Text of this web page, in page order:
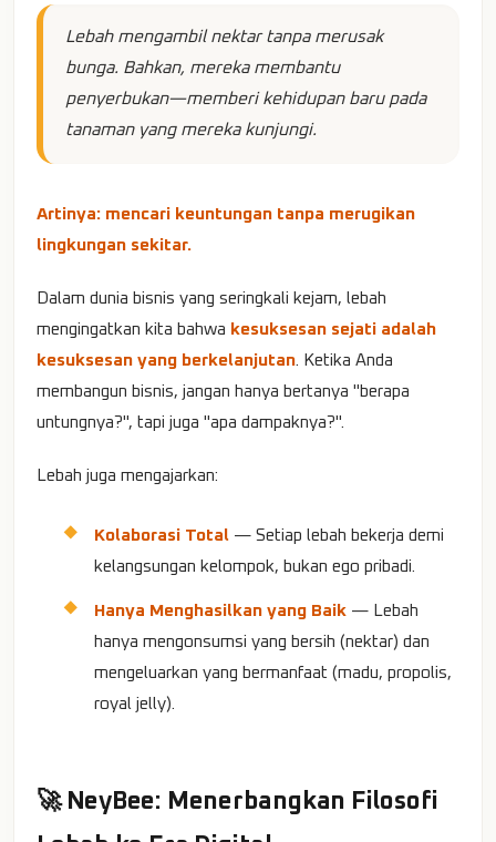
Lebah mengambil nektar tanpa merusak
bunga. Bahkan, mereka membantu
penyerbukan—memberi kehidupan baru pada
tanaman yang mereka kunjungi.
Artinya: mencari keuntungan tanpa merugikan
lingkungan sekitar.
Dalam dunia bisnis yang seringkali kejam, lebah
mengingatkan kita bahwa kesuksesan sejati adalah
kesuksesan yang berkelanjutan . Ketika Anda
membangun bisnis, jangan hanya bertanya "berapa
untungnya?", tapi juga "apa dampaknya?".
Lebah juga mengajarkan:
Kolaborasi Total — Setiap lebah bekerja demi
kelangsungan kelompok, bukan ego pribadi.
Hanya Menghasilkan yang Baik — Lebah
hanya mengonsumsi yang bersih (nektar) dan
mengeluarkan yang bermanfaat (madu, propolis,
royal jelly).
🚀 NeyBee: Menerbangkan Filosofi